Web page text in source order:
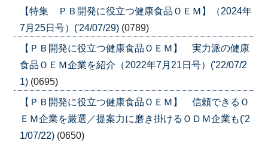
【特集 ＰＢ開発に役立つ健康食品ＯＥＭ】（2024年
7月25日号）('24/07/29) (0789)
【ＰＢ開発に役立つ健康食品ＯＥＭ】 実力派の健康
食品ＯＥＭ企業を紹介（2022年7月21日号）('22/07/2
1) (0695)
【ＰＢ開発に役立つ健康食品ＯＥＭ】 信頼できるＯ
ＥＭ企業を厳選／提案力に磨き掛けるＯＤＭ企業も('2
1/07/22) (0650)